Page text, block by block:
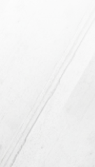
швидке